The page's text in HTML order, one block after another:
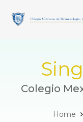
links
primary
Colegio
Home